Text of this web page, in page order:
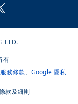
LTD.
有
務條款、 Google 隱私
款及細則